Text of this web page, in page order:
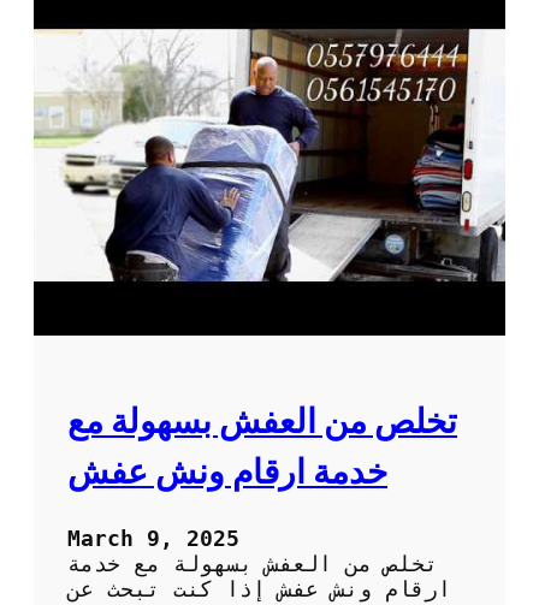
ع
ر
ف
ه
ا
ا
ر
س
ي
ا
ر
ا
ت
ن
ق
ل
ل
:
ي
ت
خ
ت
تخلص من العفش بسهولة مع
خدمة ارقام ونش عفش
March 9, 2025
تخلص من العفش بسهولة مع خدمة
ارقام ونش عفش إذا كنت تبحث عن